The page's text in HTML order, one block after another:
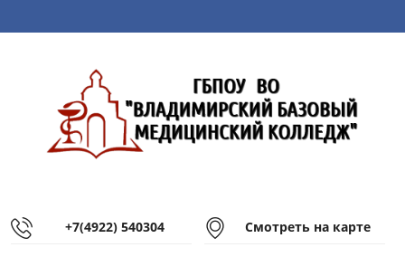
+7(4922) 540304 Смотреть на карте